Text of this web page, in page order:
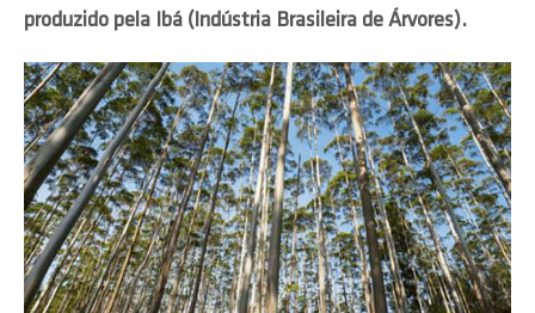
produzido pela Ibá (Indústria Brasileira de Árvores).